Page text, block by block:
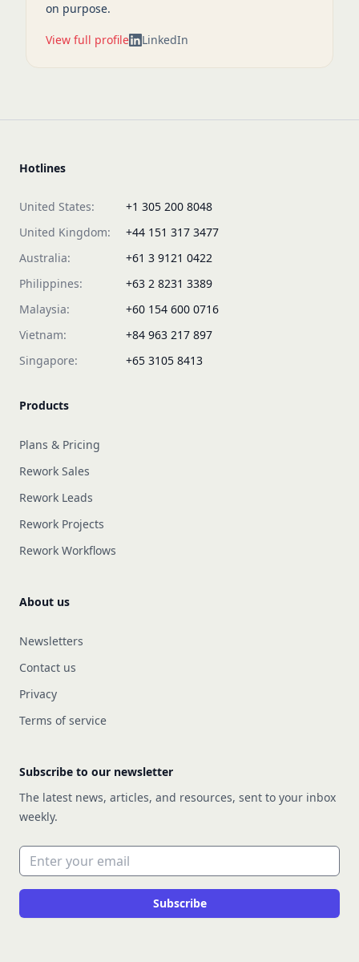
on purpose.
View full profile LinkedIn
Hotlines
United States:
+1 305 200 8048
United Kingdom:
+44 151 317 3477
Australia:
+61 3 9121 0422
Philippines:
+63 2 8231 3389
Malaysia:
+60 154 600 0716
Vietnam:
+84 963 217 897
Singapore:
+65 3105 8413
Products
Plans & Pricing
Rework Sales
Rework Leads
Rework Projects
Rework Workflows
About us
Newsletters
Contact us
Privacy
Terms of service
Subscribe to our newsletter
The latest news, articles, and resources, sent to your inbox
weekly.
Email address
Subscribe